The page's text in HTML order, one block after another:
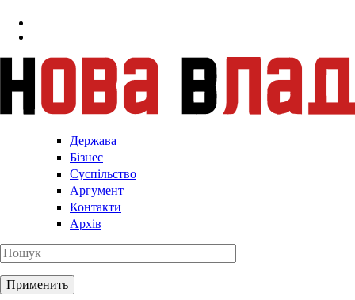
Держава
Бізнес
Суспільство
Аргумент
Контакти
Архів